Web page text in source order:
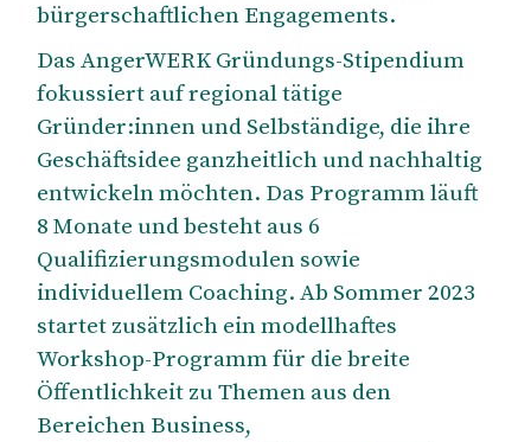
bürgerschaftlichen Engagements.
Das AngerWERK Gründungs-Stipendium
fokussiert auf regional tätige
Gründer:innen und Selbständige, die ihre
Geschäftsidee ganzheitlich und nachhaltig
entwickeln möchten. Das Programm läuft
8 Monate und besteht aus 6
Qualifizierungsmodulen sowie
individuellem Coaching. Ab Sommer 2023
startet zusätzlich ein modellhaftes
Workshop-Programm für die breite
Öffentlichkeit zu Themen aus den
Bereichen Business,